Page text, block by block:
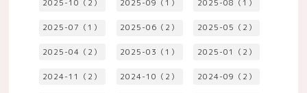
2025-10（2） 2025-09（1） 2025-08（1）
2025-07（1） 2025-06（2） 2025-05（2）
2025-04（2） 2025-03（1） 2025-01（2）
2024-11（2） 2024-10（2） 2024-09（2）